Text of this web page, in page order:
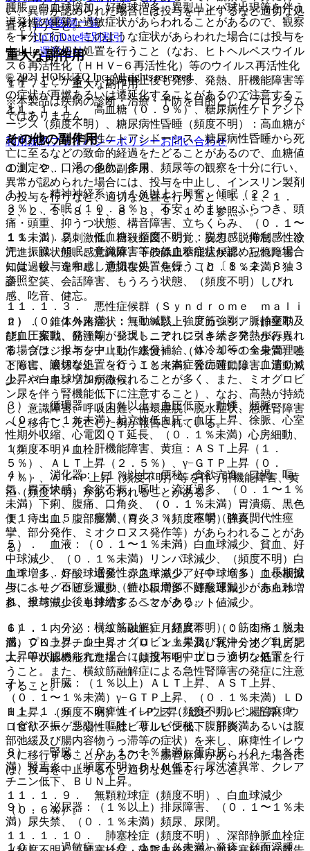
腫脹、白血球増加、好酸球増多、異型リンパ球出現等を伴う
遅発性の重篤な過敏症状があらわれることがあるので、観察
を十分に行い、このような症状があらわれた場合には投与を
中止し、適切な処置を行うこと（なお、ヒトヘルペスウイル
ス６再活性化（ＨＨＶ−６再活性化）等のウイルス再活性化
を伴うことが多く、投与中止後も発疹、発熱、肝機能障害等
の症状が再燃あるいは遷延化することがあるので注意するこ
と）。
その他の副作用
１１．２． その他の副作用
１）． 精神神経系：（１％以上）興奮、傾眠（２２．
３％）、不眠（１０．３％）、不安、めまい・ふらつき、頭
痛・頭重、抑うつ状態、構音障害、立ちくらみ、（０．１〜
１％未満）易刺激性、自殺企図、幻覚、妄想、脱抑制、性欲
亢進、躁状態、感覚鈍麻、下肢静止不能症候群、記憶障害、
知覚過敏、違和感、意識喪失、焦燥、（０．１％未満）独
語、空笑、会話障害、もうろう状態、（頻度不明）しびれ
感、吃音、健忘。
２）． 錐体外路症状：（１％以上）アカシジア（静坐不
能）、振戦、筋強剛、ジストニア、ジスキネジア、歩行異
常、ブラジキネジア（動作緩慢）、（０．１〜１％未満）嚥
下障害、眼球挙上、（０．１％未満）舌の運動障害、運動減
少、パーキンソン病徴候。
３）． 循環器：（１％以上）血圧低下、動悸、頻脈、
（０．１〜１％未満）起立性低血圧、血圧上昇、徐脈、心室
性期外収縮、心電図ＱＴ延長、（０．１％未満）心房細動、
（頻度不明）血栓。
４）． 消化器：（１％以上）便秘、食欲亢進、口渇、嘔
気、胃不快感、食欲不振、嘔吐、流涎過多、（０．１〜１％
未満）下痢、腹痛、口角炎、（０．１％未満）胃潰瘍、黒色
便、痔出血、腹部膨満、胃炎、（頻度不明）膵炎。
５）． 血液：（０．１〜１％未満）白血球減少、貧血、好
中球減少、（０．１％未満）リンパ球減少、（頻度不明）白
血球増多、好酸球増多、赤血球減少、好中球増多、血小板減
少、ヘモグロビン減少、血小板増多、好酸球減少、赤血球増
多、単球減少、単球増多、ヘマトクリット値減少。
６）． 内分泌：（１％以上）月経異常、（０．１〜１％未
満）プロラクチン上昇、（０．１％未満）乳汁分泌、乳房肥
大、甲状腺機能亢進症、（頻度不明）プロラクチン低下。
７）． 肝臓：（１％以上）ＡＬＴ上昇、ＡＳＴ上昇、
（０．１〜１％未満）γ−ＧＴＰ上昇、（０．１％未満）ＬＤ
Ｈ上昇、（頻度不明）Ａｌ−Ｐ上昇、総ビリルビン上昇、ウ
ロビリノーゲン陽性、総ビリルビン低下、肝炎。
８）． 腎臓：（０．１〜１％未満）蛋白尿、（０．１％未
満）腎盂炎、（頻度不明）ＢＵＮ低下、尿沈渣異常、クレア
チニン低下、ＢＵＮ上昇。
９）． 泌尿器：（１％以上）排尿障害、（０．１〜１％未
満）尿失禁、（０．１％未満）頻尿、尿閉。
１０）． 過敏症：（０．１〜１％未満）発疹、顔面浮腫、
い、異常が認められた場合には投与を中止するなど適切な処
置を行うこと。
重大な副作用
１１．１． 重大な副作用
１１．１．１． 高血糖（０．９％）、糖尿病性ケトアシド
ーシス（頻度不明）、糖尿病性昏睡（頻度不明）：高血糖が
あらわれ、糖尿病性ケトアシドーシス、糖尿病性昏睡から死
亡に至るなどの致命的経過をたどることがあるので、血糖値
の測定や、口渇、多飲、多尿、頻尿等の観察を十分に行い、
異常が認められた場合には、投与を中止し、インスリン製剤
の投与を行うなど、適切な処置を行うこと〔１．１、１．
２、２．５、８．１、８．３、９．１．１参照〕。
１１．１．２． 低血糖（頻度不明）：脱力感、倦怠感、冷
汗、振戦、傾眠、意識障害等の低血糖症状が認められた場合
には、投与を中止し適切な処置を行うこと〔８．２、８．３
参照〕。
１１．１．３． 悪性症候群（Ｓｙｎｄｒｏｍｅ ｍａｌｉ
ｎ）（０．１％未満）：無動緘黙、強度筋強剛、脈拍変動及
び血圧変動、発汗等が発現し、それに引き続き発熱がみられ
る場合は、投与を中止し、水分補給、体冷却等の全身管理と
ともに、適切な処置を行うこと（本症発症時には、血清ＣＫ
上昇や白血球増加がみられることが多く、また、ミオグロビ
ン尿を伴う腎機能低下に注意すること）、なお、高熱が持続
し、意識障害、呼吸困難、循環虚脱、脱水症状、急性腎障害
へと移行し、死亡した例が報告されている。
１１．１．４． 肝機能障害、黄疸：ＡＳＴ上昇（１．
５％）、ＡＬＴ上昇（２．５％）、γ−ＧＴＰ上昇（０．
７％）、Ａｌ−Ｐ上昇（頻度不明）等を伴う肝機能障害、黄
疸（頻度不明）があらわれることがある。
１１．１．５． 痙攣（０．３％）：痙攣（強直間代性痙
攣、部分発作、ミオクロヌス発作等）があらわれることがあ
る。
１１．１．６． 遅発性ジスキネジア（０．６％）：長期投
与により、不随意運動（特に口周部不随意運動）があらわ
れ、投与中止後も持続することがある。
１１．１．７． 横紋筋融解症（頻度不明）：筋肉痛、脱力
感、ＣＫ上昇、血中ミオグロビン上昇及び尿中ミオグロビン
上昇等が認められた場合には投与を中止し、適切な処置を行
うこと。また、横紋筋融解症による急性腎障害の発症に注意
すること。
１１．１．８． 麻痺性イレウス（頻度不明）：腸管麻痺
（食欲不振、悪心・嘔吐、著しい便秘、腹部膨満あるいは腹
部弛緩及び腸内容物うっ滞等の症状）を来し、麻痺性イレウ
スに移行することがあるので、腸管麻痺があらわれた場合に
は、投与を中止するなど適切な処置を行うこと。
１１．１．９． 無顆粒球症（頻度不明）、白血球減少
（０．６％）。
１１．１．１０． 肺塞栓症（頻度不明）、深部静脈血栓症
監修医師一覧
UpToDate特別割引
運営会社
© 2021 HOKUTO Inc. All rights reserved.
※本製品は疾病の診断・治療・予防を目的としたプログラム
ではありません。
利用規約プライバシーポリシーお問い合わせ